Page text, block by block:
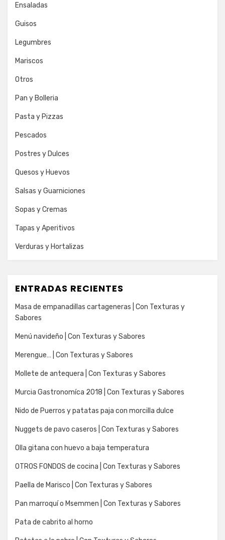
Ensaladas
Guisos
Legumbres
Mariscos
Otros
Pan y Bolleria
Pasta y Pizzas
Pescados
Postres y Dulces
Quesos y Huevos
Salsas y Guarniciones
Sopas y Cremas
Tapas y Aperitivos
Verduras y Hortalizas
ENTRADAS RECIENTES
Masa de empanadillas cartageneras | Con Texturas y
Sabores
Menú navideño | Con Texturas y Sabores
Merengue… | Con Texturas y Sabores
Mollete de antequera | Con Texturas y Sabores
Murcia Gastronomíca 2018 | Con Texturas y Sabores
Nido de Puerros y patatas paja con morcilla dulce
Nuggets de pavo caseros | Con Texturas y Sabores
Olla gitana con huevo a baja temperatura
OTROS FONDOS de cocina | Con Texturas y Sabores
Paella de Marisco | Con Texturas y Sabores
Pan marroquí o Msemmen | Con Texturas y Sabores
Pata de cabrito al horno